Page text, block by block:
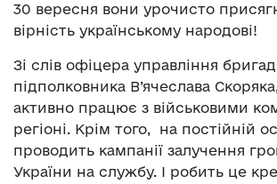
30 вересня вони урочисто
вірність українському народові!
Зі слів офіцера управління
підполковника В’ячеслава
активно працює з військовими
регіоні. Крім того, на постійній
проводить кампанії залучення
України на службу. І робить це